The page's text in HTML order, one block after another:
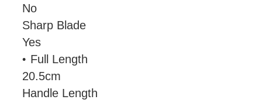
No
Sharp Blade
Yes
Full Length
20.5cm
Handle Length